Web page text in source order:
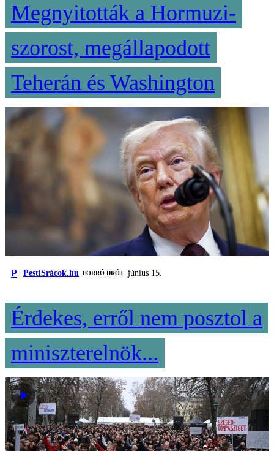
Megnyitották a Hormuzi-
szorost, megállapodott
Teherán és Washington
P PestiSrácok.hu FORRÓ DRÓT június 15.
Érdekes, erről nem posztol a
miniszterelnök...